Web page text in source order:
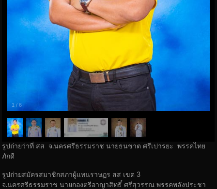
1 /6
รูปถ่ายว่าที่ สส จ.นครศรีธรรมราช นายธนชาต ศรีเปารยะ พรรคไทย
ภักดี
รูปถ่ายสมัครสมาชิกสภาผู้แทนราษฏร สส เขต 3
จ.นครศรีธรรมราช นายกองตรีอาญาสิทธิ์ ศรีสุวรรณ พรรคพลังประชา